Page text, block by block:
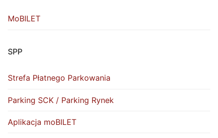
MoBILET
SPP
Strefa Płatnego Parkowania
Parking SCK / Parking Rynek
Aplikacja moBILET